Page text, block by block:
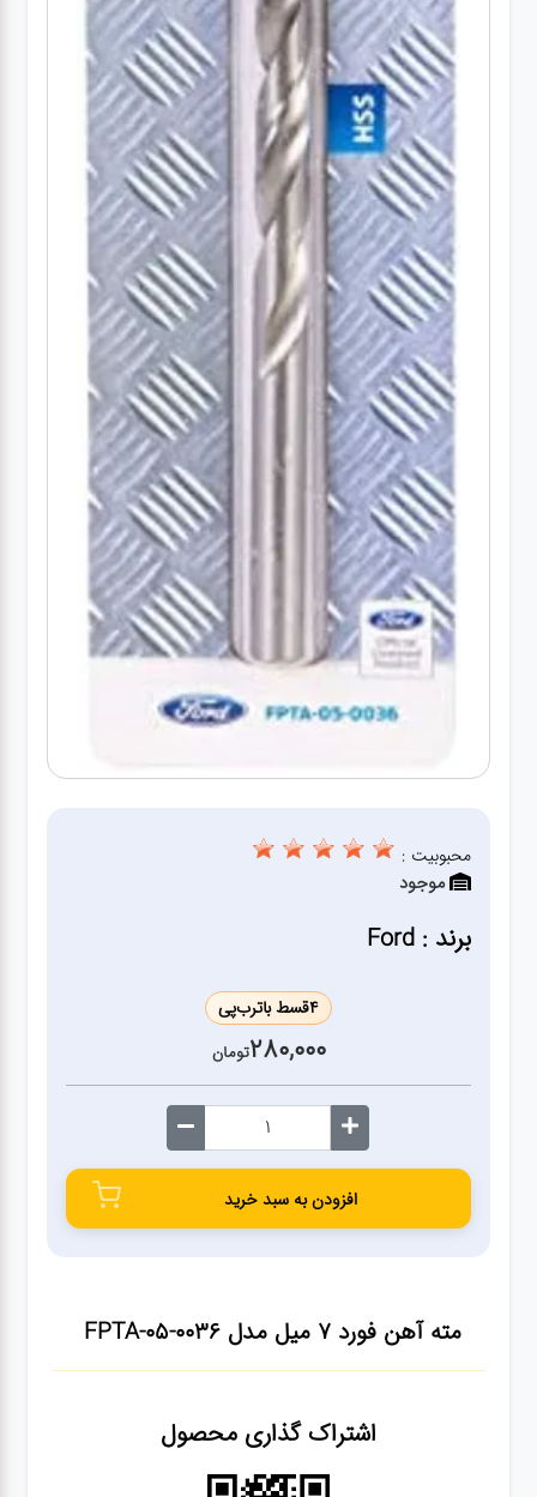
ابزار
بادی
مکانیکی
بکس
تیغه و
صفحه
صفحه
سنباده
آچار ها
کیف و
جبعه
ابزار
باتری ها
تجهیزات
کمپ
مته آهن فورد 7 میل مدل FPTA-05-0036
اشتراک گذاری محصول
محبوبیت :
موجود
برند : Ford
4قسط باترب‌پی
280,000تومان
افزودن به سبد خرید